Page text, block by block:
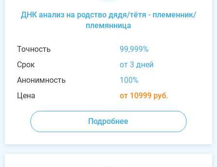
ДНК анализ на родство дядя/тётя - племенник/
племянница
Точность
99,999%
Срок
от 3 дней
Анонимность
100%
Цена
от 10999 руб.
Подробнее